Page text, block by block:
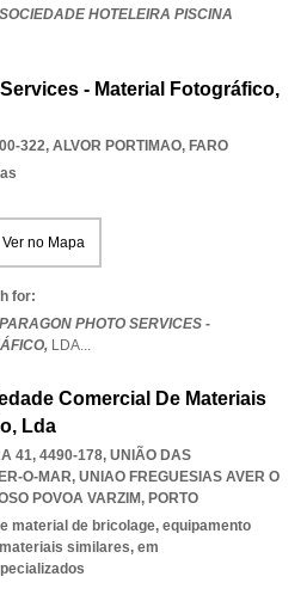
SOCIEDADE HOTELEIRA PISCINA
- Material Fotográfico,
322, ALVOR PORTIMAO, FARO
Ver no Mapa
for:
PARAGON PHOTO SERVICES -
LDA...
Comercial De Materiais
Lda
41, 4490-178, UNIÃO DAS
O-MAR, UNIAO FREGUESIAS AVER O
POVOA VARZIM, PORTO
material de bricolage, equipamento
similares, em